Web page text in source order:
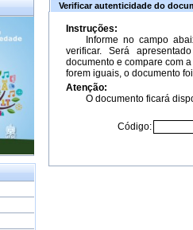
Verificar autenticidade do
Instruções:
Informe no campo
verificar. Será
documento e compare com
forem iguais, o documento
Atenção:
O documento ficará
Código: